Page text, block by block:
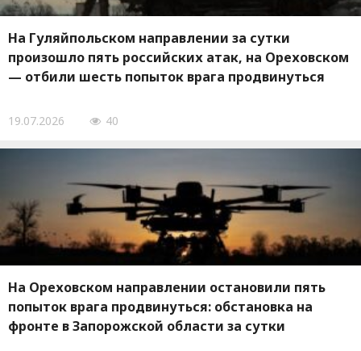
На Гуляйпольском направлении за сутки
произошло пять российских атак, на Ореховском
— отбили шесть попыток врага продвинуться
19.07.2026 40
На Ореховском направлении остановили пять
попыток врага продвинуться: обстановка на
фронте в Запорожской области за сутки